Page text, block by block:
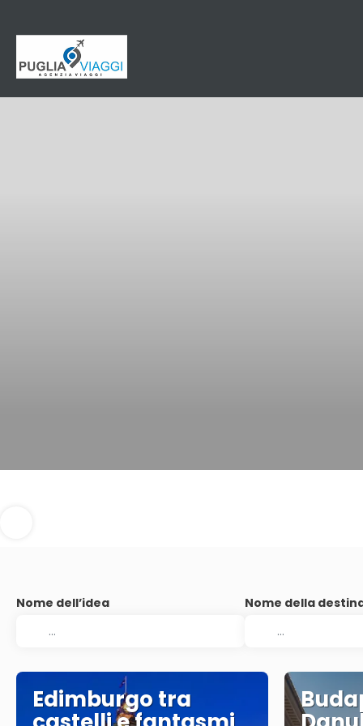
Nome dell’idea Nome della
Edimburgo tra